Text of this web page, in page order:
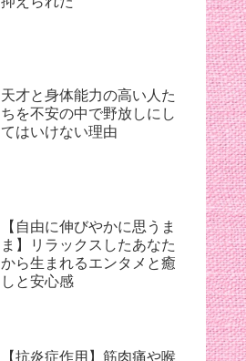
天才と身体能力の高い人た
ちを不安の中で野放しにし
てはいけない理由
【自由に伸びやかに思うま
ま】リラックスしたあなた
から生まれるエンタメと癒
しと安心感
【抗炎症作用】筋肉痛や喉